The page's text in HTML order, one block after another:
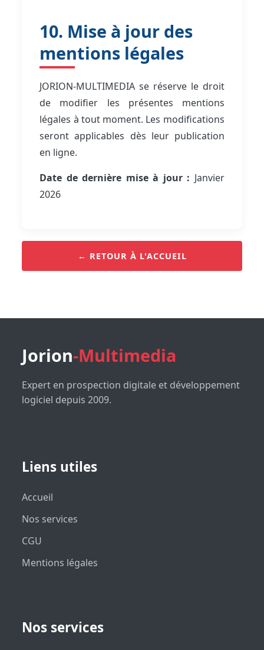
10. Mise à jour des
mentions légales
JORION-MULTIMEDIA se réserve le droit
de modifier les présentes mentions
légales à tout moment. Les modifications
seront applicables dès leur publication
en ligne.
Date de dernière mise à jour : Janvier
2026
← RETOUR À L'ACCUEIL
Jorion-Multimedia
Expert en prospection digitale et développement
logiciel depuis 2009.
Liens utiles
Accueil
Nos services
CGU
Mentions légales
Nos services